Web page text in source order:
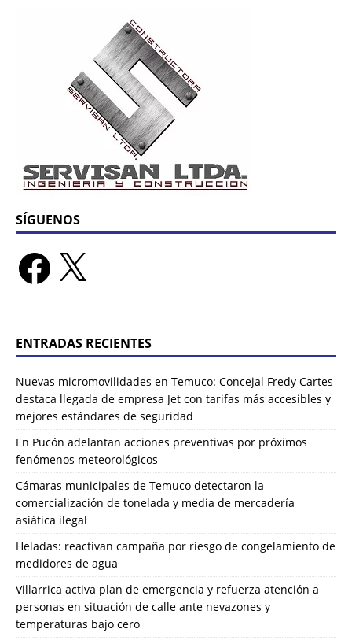
SÍGUENOS
ENTRADAS RECIENTES
Nuevas micromovilidades en Temuco: Concejal Fredy Cartes
destaca llegada de empresa Jet con tarifas más accesibles y
mejores estándares de seguridad
En Pucón adelantan acciones preventivas por próximos
fenómenos meteorológicos
Cámaras municipales de Temuco detectaron la
comercialización de tonelada y media de mercadería
asiática ilegal
Heladas: reactivan campaña por riesgo de congelamiento de
medidores de agua
Villarrica activa plan de emergencia y refuerza atención a
personas en situación de calle ante nevazones y
temperaturas bajo cero